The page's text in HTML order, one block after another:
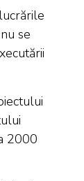
se
2000